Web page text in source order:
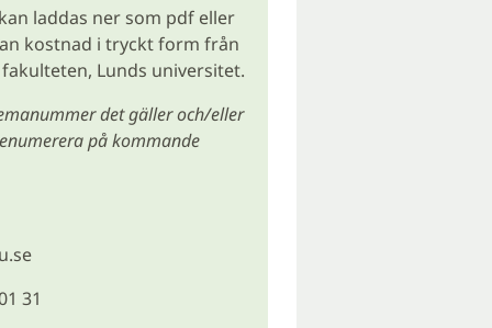
laddas ner som pdf eller
kostnad i tryckt form från
Lunds universitet.
det gäller och/eller
på kommande
31